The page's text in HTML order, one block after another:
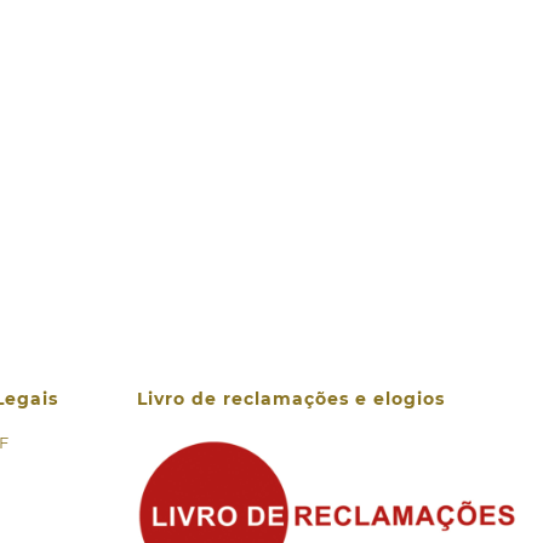
Livro de reclamações e elogios